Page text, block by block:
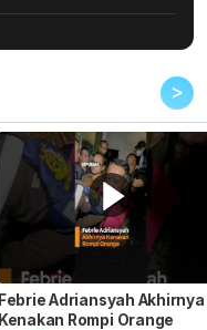
>
Febrie Adriansyah Akhirnya
Kenakan Rompi Orange